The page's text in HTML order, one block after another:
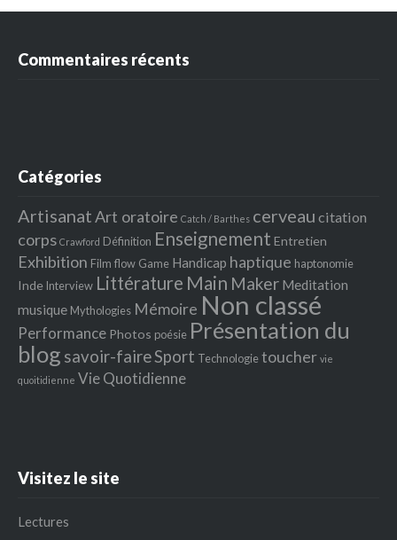
Commentaires récents
Catégories
ArtisanatArt oratoire Catch / Barthes cerveau citation
corps Crawford Définition Enseignement Entretien
Exhibition Film flow Game Handicap haptique haptonomie
Inde Interview Littérature Main Maker Meditation
musique Mythologies Mémoire Non classé
Performance Photos poésie Présentation du
blog savoir-faireSport Technologietoucher vie
quoitidienne Vie Quotidienne
Visitez le site
Lectures